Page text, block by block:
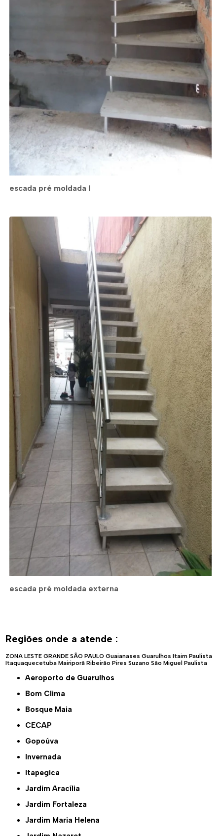
escada pré moldada l
escada pré moldada externa
Regiões onde a atende :
ZONA LESTE GRANDE SÃO PAULO Guaianases Guarulhos Itaim Paulista
Itaquaquecetuba Mairiporã Ribeirão Pires Suzano São Miguel Paulista
Aeroporto de Guarulhos
Bom Clima
Bosque Maia
CECAP
Gopoúva
Invernada
Itapegica
Jardim Aracília
Jardim Fortaleza
Jardim Maria Helena